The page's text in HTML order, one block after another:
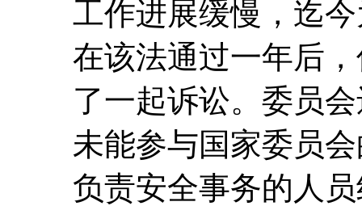
工作进展缓慢，迄
在该法通过一年后
了一起诉讼。委员
未能参与国家委员
负责安全事务的人